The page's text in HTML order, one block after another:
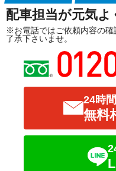
配車担当が元気よ
※お電話ではご依頼内容の
了承下さいませ。
24時
無料